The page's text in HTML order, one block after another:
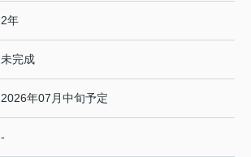
2年
未完成
2026年07月中旬予定
-